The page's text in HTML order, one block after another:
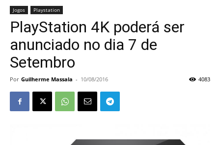
Jogos Playstation
PlayStation 4K poderá ser
anunciado no dia 7 de
Setembro
Por Guilherme Massala - 10/08/2016 4083